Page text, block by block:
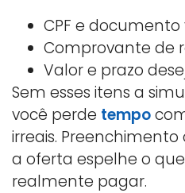
CPF e documento
Comprovante de
Valor e prazo
Sem esses itens a
você perde tempo
irreais.
a oferta espelhe o
realmente pagar.